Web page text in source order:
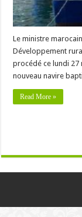
Le ministre
Développement
procédé ce lundi 27
nouveau navire
Read More »